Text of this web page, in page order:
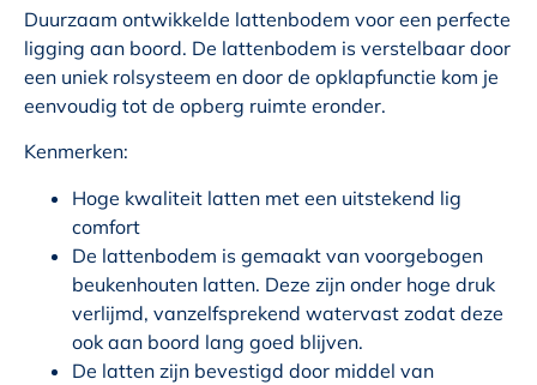
Duurzaam ontwikkelde lattenbodem voor een perfecte
ligging aan boord. De lattenbodem is verstelbaar door
een uniek rolsysteem en door de opklapfunctie kom je
eenvoudig tot de opberg ruimte eronder.
Kenmerken:
Hoge kwaliteit latten met een uitstekend lig
comfort
De lattenbodem is gemaakt van voorgebogen
beukenhouten latten. Deze zijn onder hoge druk
verlijmd, vanzelfsprekend watervast zodat deze
ook aan boord lang goed blijven.
De latten zijn bevestigd door middel van